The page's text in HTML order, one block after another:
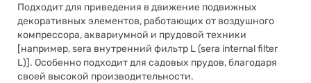
Подходит для приведения в движение подвижных
декоративных элементов, работающих от воздушного
компрессора, аквариумной и прудовой техники
[например, sera внутренний фильтр L (sera internal filter
L)]. Особенно подходит для садовых прудов, благодаря
своей высокой производительности.